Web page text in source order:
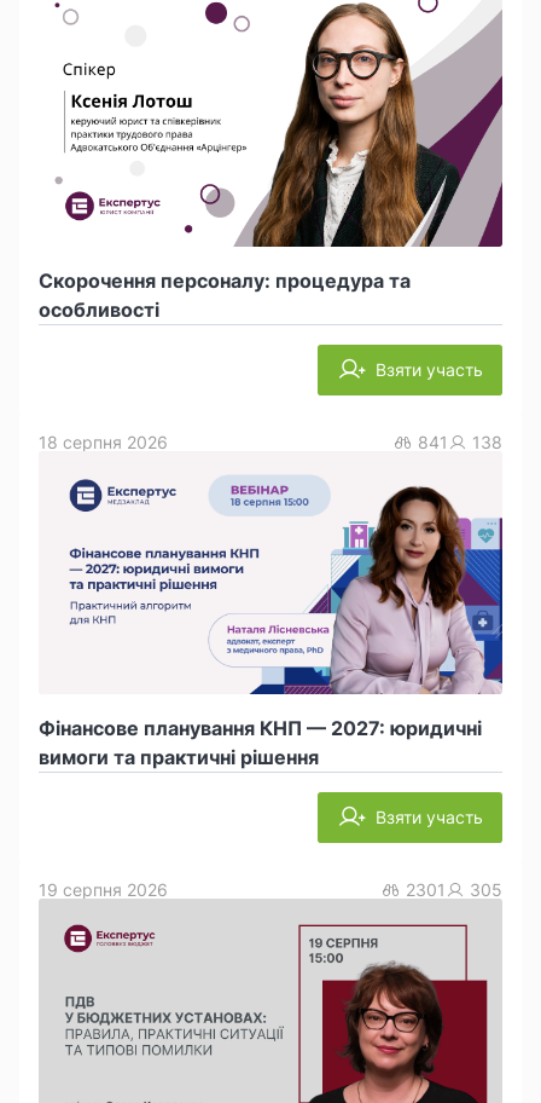
Скорочення персоналу: процедура та
особливості
Взяти участь
Фінансове планування КНП — 2027: юридичні
вимоги та практичні рішення
18 серпня 2026 841 138
Взяти участь
19 серпня 2026 2301 305